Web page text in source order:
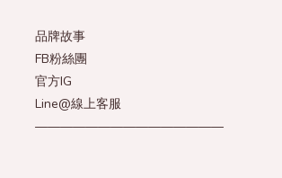
品牌故事
FB粉絲團
官方IG
Line@線上客服
———————————————